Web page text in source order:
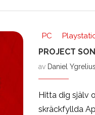
PC
PROJECT
av Daniel Ygrelius
Hitta dig själv
skräckfyllda